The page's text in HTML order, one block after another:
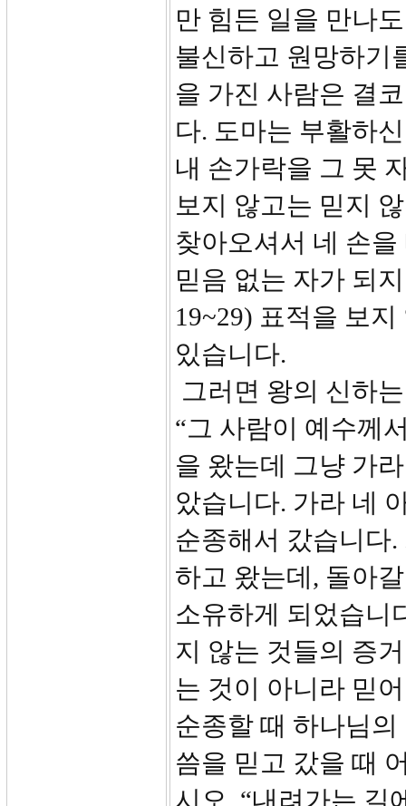
만 힘든 일을 만나
불신하고 원망하기
을 가진 사람은 결
다. 도마는 부활하
내 손가락을 그 못
보지 않고는 믿지
찾아오셔서 네 손
믿음 없는 자가 되
19~29) 표적을 보
있습니다.
그러면 왕의 신하
“그 사람이 예수께
을 왔는데 그냥 가
았습니다. 가라 네
순종해서 갔습니다
하고 왔는데, 돌아
소유하게 되었습니
지 않는 것들의 증
는 것이 아니라 믿
순종할 때 하나님
씀을 믿고 갔을 때
시오. “내려가는 길